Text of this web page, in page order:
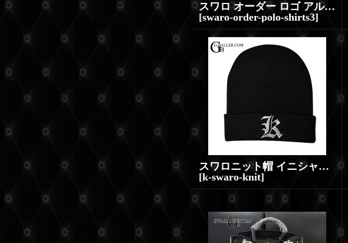
スワロ オーダー ロゴ アルファベット イニシャル スワロフスキー オーダー
[swaro-order-polo-shirts3]
スワロニット帽 イニシャルオーダー K スワロキャップ
[k-swaro-knit]